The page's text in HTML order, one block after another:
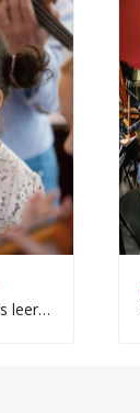
Samenspel voor derdejaars leerlingen.